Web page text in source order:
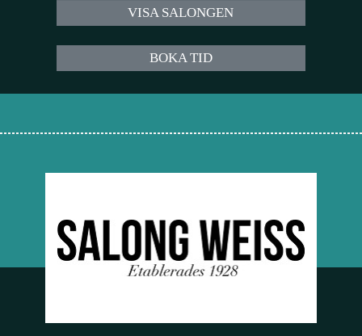
VISA SALONGEN
BOKA TID